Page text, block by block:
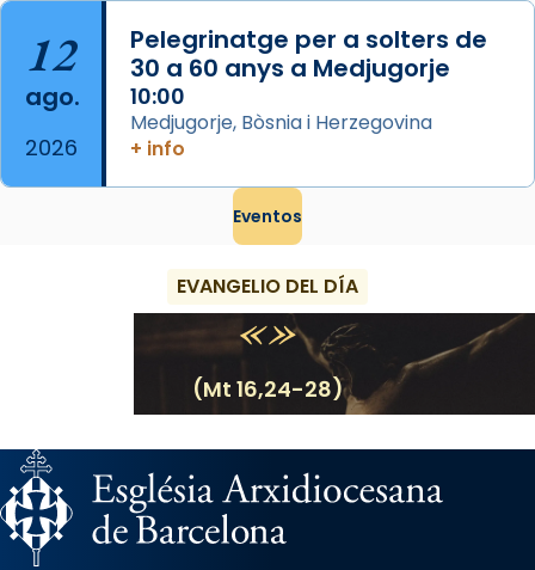
12
ago.
2026
Pelegrinatge per a solters de
30 a 60 anys a Medjugorje
10:00
Medjugorje, Bòsnia i Herzegovina
+ info
Eventos
EVANGELIO DEL DÍA
(Mt 16,24-28)